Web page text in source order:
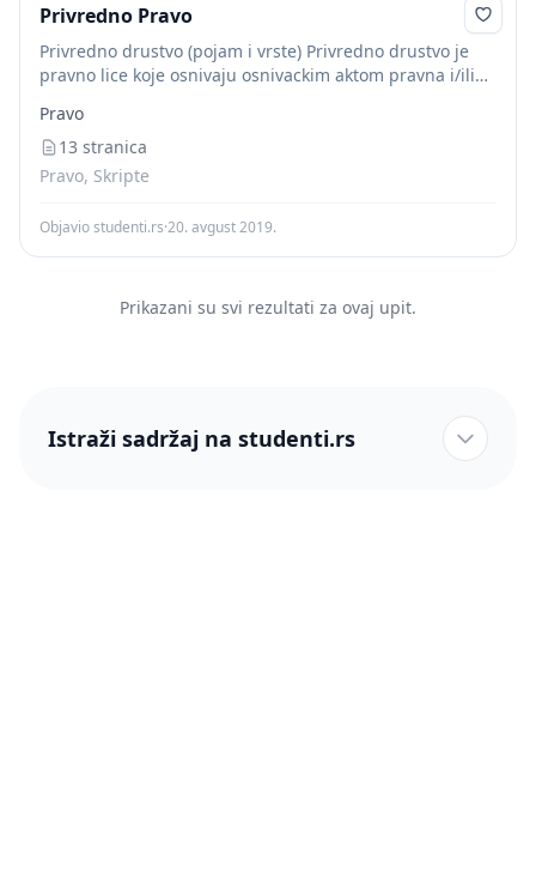
Privredno Pravo
Privredno drustvo (pojam i vrste) Privredno drustvo je
pravno lice koje osnivaju osnivackim aktom pravna i/ili
dobiti. Privredno drustvo moze obavljati sve...
Pravo
13 stranica
Pravo, Skripte
Objavio studenti.rs·20. avgust 2019.
Prikazani su svi rezultati za ovaj upit.
Istraži sadržaj na studenti.rs